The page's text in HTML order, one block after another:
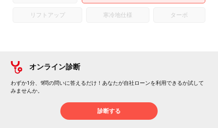
リフトアップ 寒冷地仕様 ターボ
オンライン診断
わずか1分、9問の問いに答えるだけ！あなたが自社ローンを利用できるか試して
みませんか。
診断する